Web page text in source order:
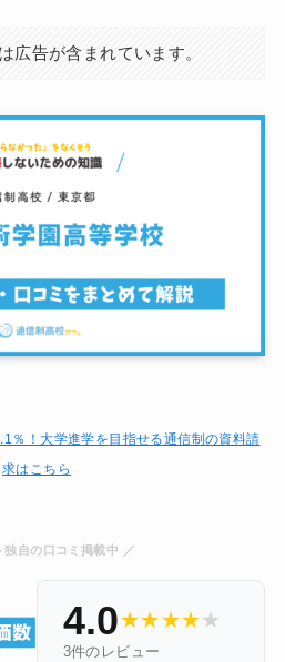
広告が含まれています。
％！大学進学を目指せる通信制の資料請
求はこちら
独自の口コミ掲載中 ／
4.0★★★★★
3件のレビュー